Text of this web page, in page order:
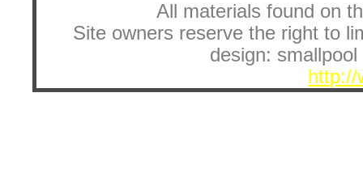
All materials found on
Site owners reserve the right to
design:
http://